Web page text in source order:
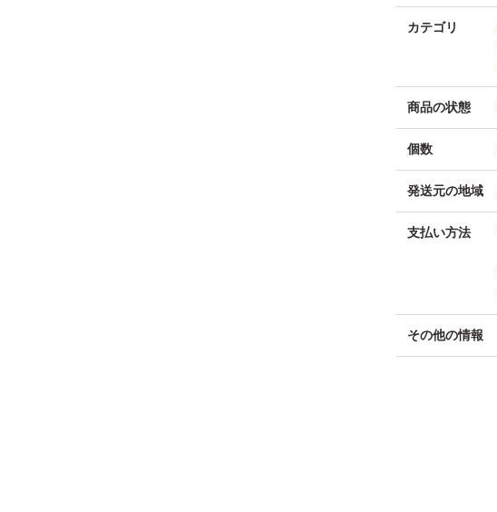
カテゴリ
商品の状態
個数
発送元の地域
支払い方法
その他の情報